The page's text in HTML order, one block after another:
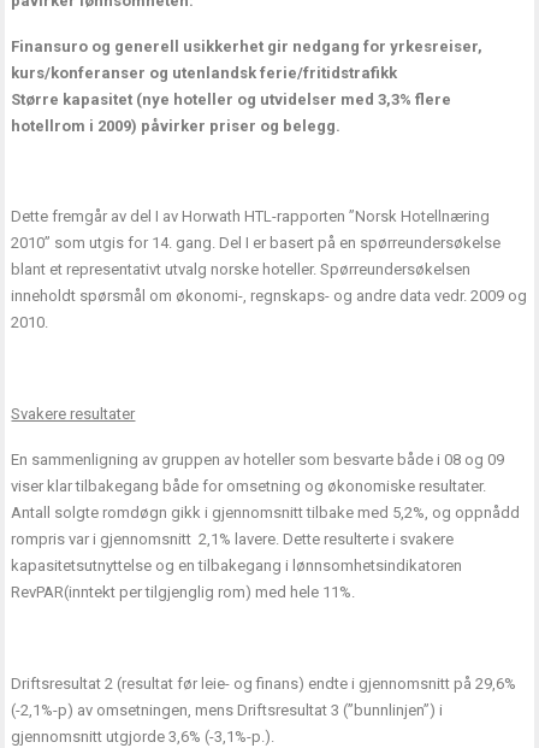
Finansuro og generell usikkerhet gir nedgang for yrkesreiser,
kurs/konferanser og utenlandsk ferie/fritidstrafikk
Større kapasitet (nye hoteller og utvidelser med 3,3% flere
hotellrom i 2009) påvirker priser og belegg.
Dette fremgår av del I av Horwath HTL-rapporten ”Norsk Hotellnæring
2010” som utgis for 14. gang. Del I er basert på en spørreundersøkelse
blant et representativt utvalg norske hoteller. Spørreundersøkelsen
inneholdt spørsmål om økonomi-, regnskaps- og andre data vedr. 2009 og
2010.
Svakere resultater
En sammenligning av gruppen av hoteller som besvarte både i 08 og 09
viser klar tilbakegang både for omsetning og økonomiske resultater.
Antall solgte romdøgn gikk i gjennomsnitt tilbake med 5,2%, og oppnådd
rompris var i gjennomsnitt 2,1% lavere. Dette resulterte i svakere
kapasitetsutnyttelse og en tilbakegang i lønnsomhetsindikatoren
RevPAR(inntekt per tilgjenglig rom) med hele 11%.
Driftsresultat 2 (resultat før leie- og finans) endte i gjennomsnitt på 29,6%
(-2,1%-p) av omsetningen, mens Driftsresultat 3 (”bunnlinjen”) i
gjennomsnitt utgjorde 3,6% (-3,1%-p.).